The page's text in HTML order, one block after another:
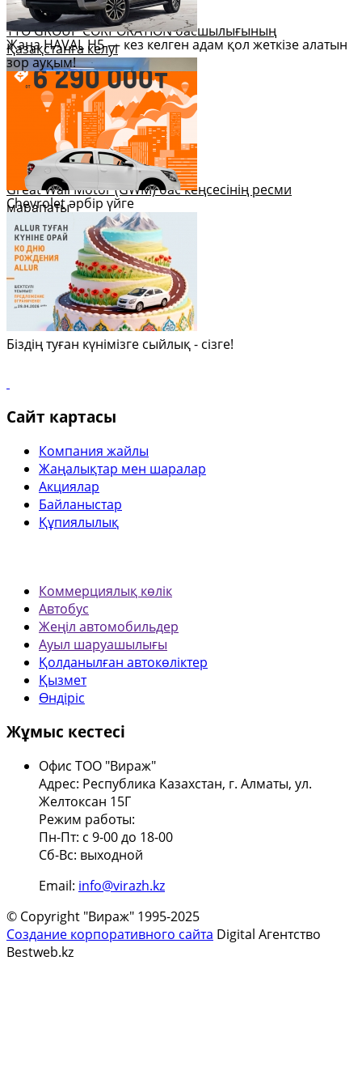
YTO GROUP CORPORATION басшылығының
Қазақстанға келуі
Great Wall Motor (GWM) бас кеңсесінің ресми
марапаты
Жаңа HAVAL H5 — кез келген адам қол жеткізе алатын
зор ауқым!
Chevrolet әрбір үйге
Біздің туған күнімізге сыйлық - сізге!
Сайт картасы
Компания жайлы
Жаңалықтар мен шаралар
Акциялар
Байланыстар
Құпиялылық
Коммерциялық көлік
Автобус
Жеңіл автомобильдер
Ауыл шаруашылығы
Қолданылған автокөліктер
Қызмет
Өндіріс
Жұмыс кестесі
Офис ТОО "Вираж"
Адрес: Республика Казахстан, г. Алматы, ул.
Желтоксан 15Г
Режим работы:
Пн-Пт: с 9-00 до 18-00
Сб-Вс: выходной
Email: info@virazh.kz
© Copyright "Вираж" 1995-2025
Создание корпоративного сайта Digital Агентство
Bestweb.kz